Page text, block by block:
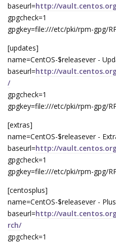
baseurl=http://
gpgcheck=1
gpgkey=file:///etc/pki/rpm-gpg/
[updates]
name=CentOS-$releasever -
baseurl=http://
/
gpgcheck=1
gpgkey=file:///etc/pki/rpm-gpg/
[extras]
name=CentOS-$releasever -
baseurl=http://
gpgcheck=1
gpgkey=file:///etc/pki/rpm-gpg/
[centosplus]
name=CentOS-$releasever - Plus
baseurl=http://
rch/
gpgcheck=1